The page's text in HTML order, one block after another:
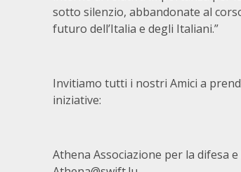
sotto silenzio, abbandonate al
futuro dell’Italia e degli Italiani.”
Invitiamo tutti i nostri Amici a
iniziative:
Athena Associazione per la difesa